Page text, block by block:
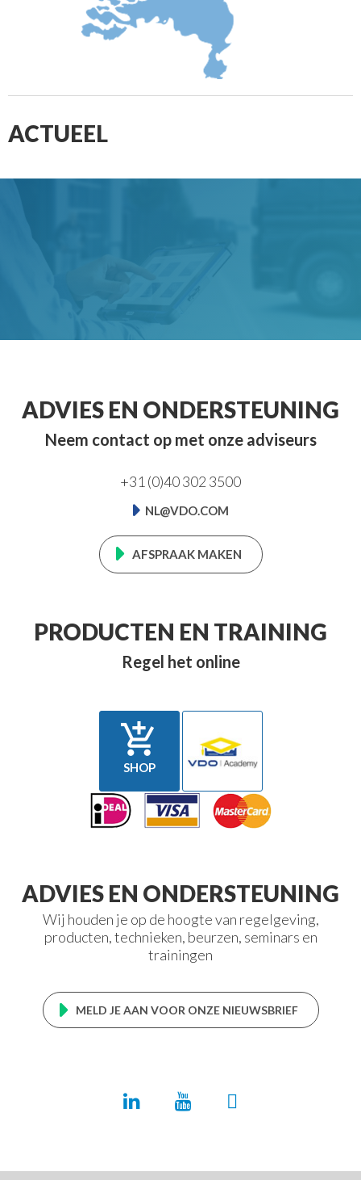
ACTUEEL
ADVIES EN ONDERSTEUNING
Neem contact op met onze adviseurs
+31 (0)40 302 3500
NL@VDO.COM
AFSPRAAK MAKEN
PRODUCTEN EN TRAINING
Regel het online

SHOP
ADVIES EN ONDERSTEUNING
Wij houden je op de hoogte van regelgeving,
producten, technieken, beurzen, seminars en
trainingen
MELD JE AAN VOOR ONZE NIEUWSBRIEF